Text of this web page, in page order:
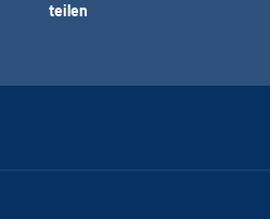
teilen